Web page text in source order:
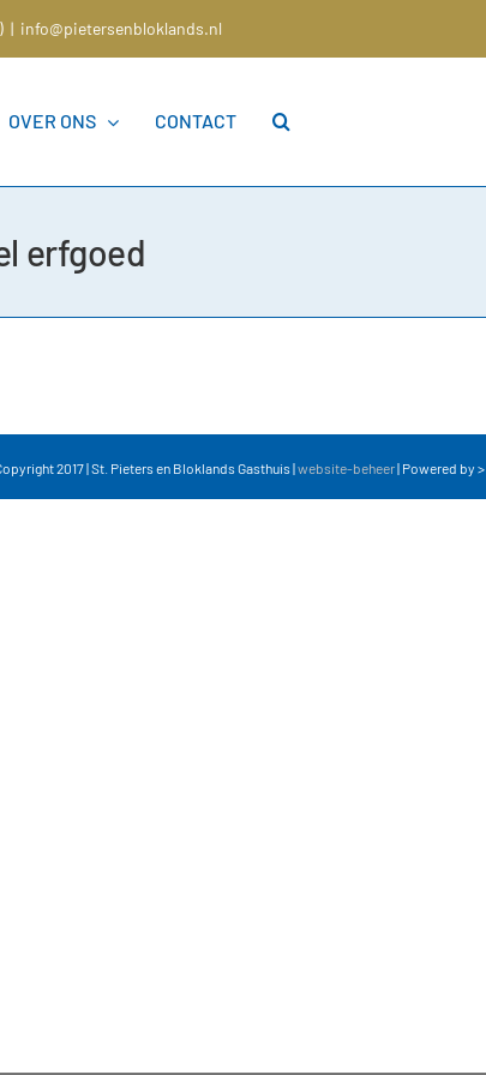
| info@pietersenbloklands.nl
OVER ONS CONTACT
erfgoed
2017 | St. Pieters en Bloklands Gasthuis |website-beheer| Powered by >